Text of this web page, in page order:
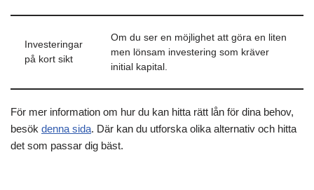
Investeringar
på kort sikt
Om du ser en möjlighet att göra en liten
men lönsam investering som kräver
initial kapital.
För mer information om hur du kan hitta rätt lån för dina behov,
besök denna sida. Där kan du utforska olika alternativ och hitta
det som passar dig bäst.